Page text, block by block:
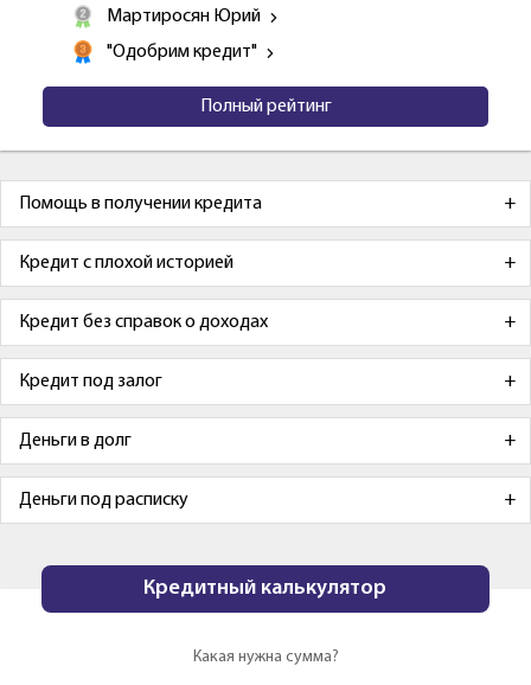
Мартиросян Юрий
"Одобрим кредит"
Полный рейтинг
Помощь в получении кредита
Кредит с плохой историей
Кредит без справок о доходах
Кредит под залог
Деньги в долг
Деньги под расписку
Кредитный калькулятор
Какая нужна сумма?